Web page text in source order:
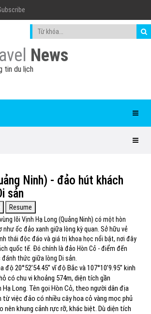
News
tin du lịch
Ninh) - đảo hút khách
sản
lõi Vịnh Hạ Long (Quảng Ninh) có một hòn
như ốc đảo xanh giữa lòng kỳ quan. Sở hữu vẻ
thái độc đáo và giá trị khoa học nổi bật, nơi đây
quốc tế. Đó chính là đảo Hòn Cỏ - điểm đến
thức giữa lòng Di sản.
20°52’54.45” vĩ độ Bắc và 107°10’9.95” kinh
có chu vi khoảng 574m, diện tích gần
Hạ Long. Tên gọi Hòn Cỏ, theo người dân địa
từ việc đảo có nhiều cây hoa cỏ vàng mọc phủ
nên khung cảnh rực rỡ, khác biệt. Dù diện tích